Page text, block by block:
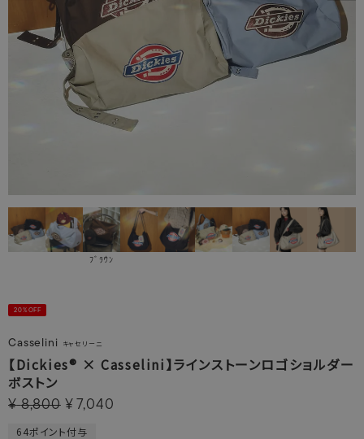
ﾌﾞﾗｳﾝ
20%OFF
Casselini キャセリーニ
【Dickies® × Casselini】ラインストーンロゴショルダー
ボストン
¥ 8,800 ¥ 7,040
64ポイント付与